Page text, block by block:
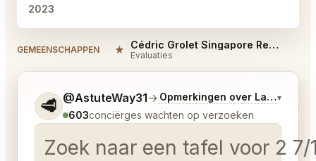
2023
GEMEENSCHAPPEN ★ Cédric Grolet Singapore Reviews
Evaluaties
🥩 @AstuteWay31→ Opmerkingen over Laatste
▾
603conciërges wachten op verzoeken
Zoek naar een tafel voor 2
Vertel me wat je wilt.